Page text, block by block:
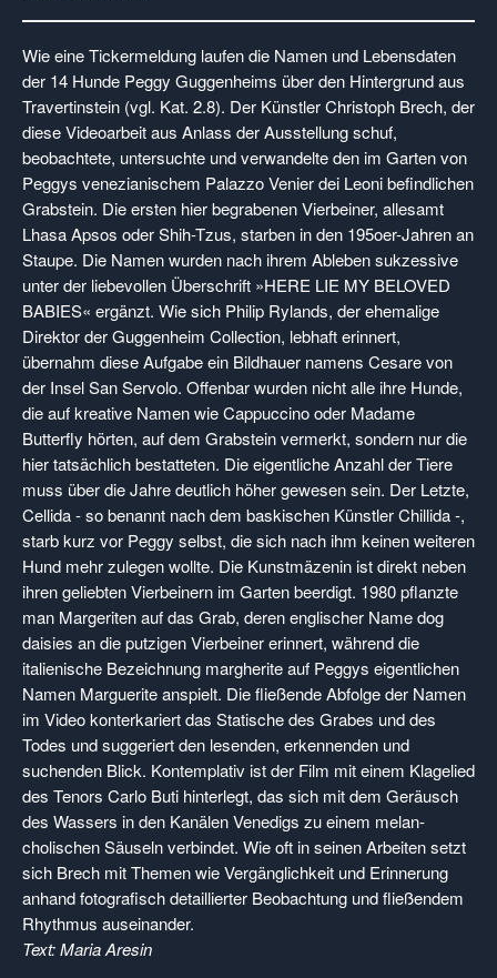
Wie eine Tickermeldung laufen die Namen und Lebensdaten
der 14 Hunde Peggy Guggenheims über den Hinter­grund aus
Travertinstein (vgl. Kat. 2.8). Der Künstler Christoph Brech, der
diese Videoarbeit aus Anlass der Ausstellung schuf,
beobachtete, untersuchte und ver­wandelte den im Garten von
Peggys ve­nezianischem Palazzo Venier dei Leoni befindlichen
Grabstein. Die ersten hier begrabenen Vierbeiner, allesamt
Lhasa Apsos oder Shih-Tzus, starben in den 195oer-Jahren an
Staupe. Die Namen wurden nach ihrem Ableben sukzessive
unter der liebevollen Überschrift »HERE LIE MY BELOVED
BABIES« ergänzt. Wie sich Philip Rylands, der ehemalige
Direktor der Guggenheim Collection, leb­haft erinnert,
übernahm diese Aufgabe ein Bildhauer namens Cesare von
der Insel San Servolo. Offenbar wurden nicht alle ihre Hunde,
die auf kreative Namen wie Cappuccino oder Madame
Butterfly hörten, auf dem Grabstein ver­merkt, sondern nur die
hier tatsächlich bestatteten. Die eigentliche Anzahl der Tiere
muss über die Jahre deutlich höher gewesen sein. Der Letzte,
Cellida - so benannt nach dem baskischen Künstler Chillida -,
starb kurz vor Peggy selbst, die sich nach ihm keinen weite­ren
Hund mehr zulegen wollte. Die Kunstmäzenin ist direkt neben
ihren ge­liebten Vierbeinern im Garten beerdigt. 1980 pflanzte
man Margeriten auf das Grab, deren englischer Name dog
daisies an die putzigen Vierbeiner erinnert, während die
italienische Bezeichnung margherite auf Peggys eigentlichen
Namen Marguerite anspielt. Die flie­ßende Abfolge der Namen
im Video kon­terkariert das Statische des Grabes und des
Todes und suggeriert den lesenden, erkennenden und
suchenden Blick. Kon­templativ ist der Film mit einem Klage­lied
des Tenors Carlo Buti hinterlegt, das sich mit dem Geräusch
des Wassers in den Kanälen Venedigs zu einem melan­
cholischen Säuseln verbindet. Wie oft in seinen Arbeiten setzt
sich Brech mit Themen wie Vergänglichkeit und Erinne­rung
anhand fotografisch detaillierter Beobachtung und fließendem
Rhythmus auseinander.
Text: Maria Aresin